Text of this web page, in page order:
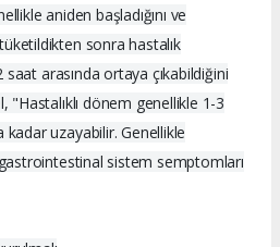
aniden başladığını ve
sonra hastalık
arasında ortaya çıkabildiğini
"Hastalıklı dönem genellikle 1-3
uzayabilir. Genellikle
sistem semptomları